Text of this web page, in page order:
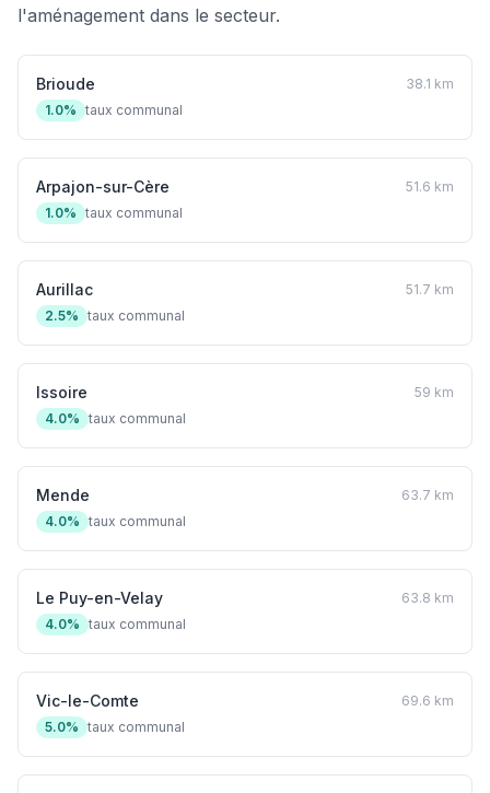
l'aménagement dans le secteur.
Brioude
38.1 km
1.0% taux communal
Arpajon-sur-Cère
51.6 km
1.0% taux communal
Aurillac
51.7 km
2.5% taux communal
Issoire
59 km
4.0% taux communal
Mende
63.7 km
4.0% taux communal
Le Puy-en-Velay
63.8 km
4.0% taux communal
Vic-le-Comte
69.6 km
5.0% taux communal